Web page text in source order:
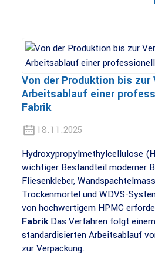
Von der Produktion bis zur
Arbeitsablauf einer
Fabrik
18.11.2025
Hydroxypropylmethylcellulose (
wichtiger Bestandteil moderner
Fliesenkleber,
Trockenmörtel und WDVS-
von hochwertigem HPMC
FabrikDas Verfahren folgt
standardisierten Arbeitsablauf
zur Verpackung.